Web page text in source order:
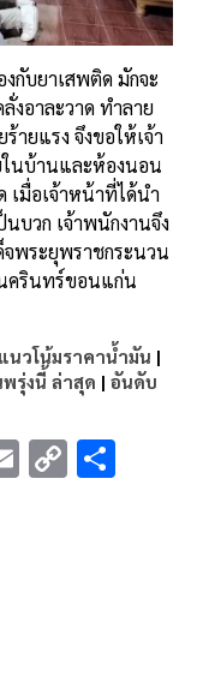
กับยาเสพติด มักจะ
งอาละวาด ทำลาย
ายแรง จึงขอให้เจ้า
นบ้านและห้องนอน
เมื่อเจ้าหน้าที่ได้นำ
บวก เจ้าพนักงานจึง
พระยุพราชกระนวน
ครินทร์ขอนแก่น
แนวโน้มราคาน้ำมัน |
รุ่งนี้ ล่าสุด | อันดับ
E C